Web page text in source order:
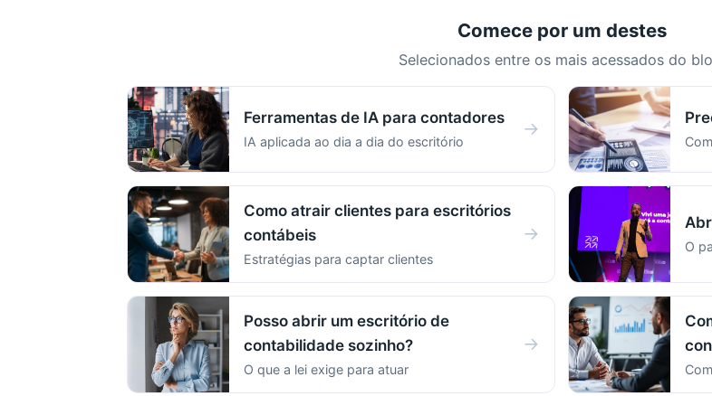
Comece por um destes
Selecionados entre os mais acessados do
Ferramentas de IA para contadores
IA aplicada ao dia a dia do escritório
→
Como atrair clientes para escritórios
contábeis
Estratégias para captar clientes
→
O
Posso abrir um escritório de
contabilidade sozinho?
O que a lei exige para atuar
→